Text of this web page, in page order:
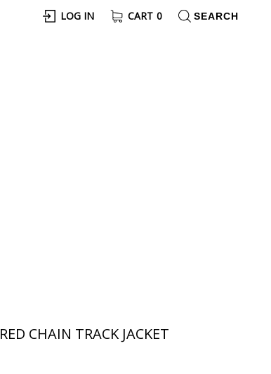
LOG IN CART 0
CHAIN TRACK JACKET